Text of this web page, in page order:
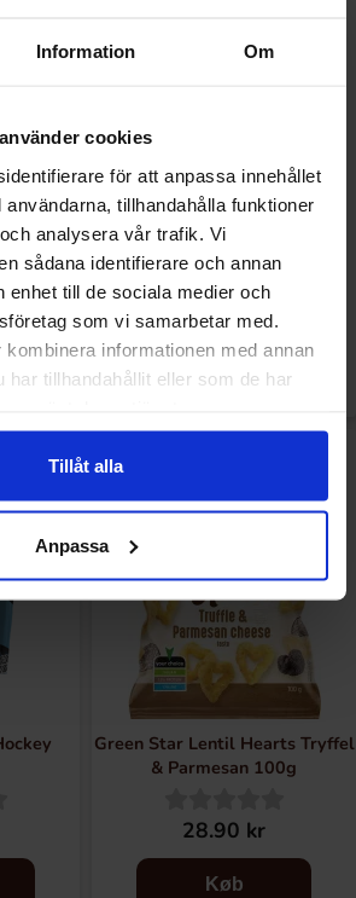
Information Om
cookies
för att anpassa innehållet
tillhandahålla funktioner
analysera vår trafik. Vi
sådana identifierare och annan
enhet till de sociala medier och
som vi samarbetar med.
informationen med annan
har tillhandahållit eller som de har
Tillåt alla
Anpassa
Toffee
Green Star Laktosfri Vit
Choklad Med Crisp 100g
49.90 kr
Green Star Lentil Hearts Tryffel
& Parmesan 100g
28.90 kr
Køb